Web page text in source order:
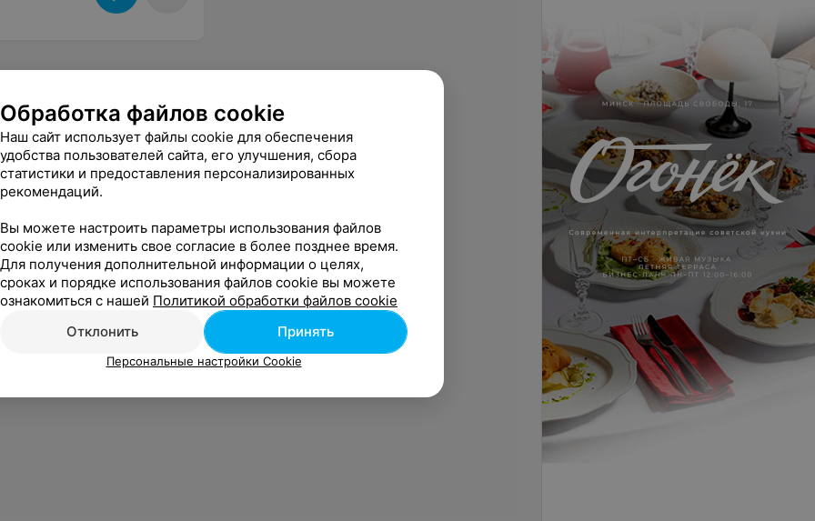
Обработка файлов cookie
Наш сайт использует файлы cookie для обеспечения
удобства пользователей сайта, его улучшения, сбора
статистики и предоставления персонализированных
рекомендаций.
Вы можете настроить параметры использования файлов
cookie или изменить свое согласие в более позднее время.
Для получения дополнительной информации о целях,
сроках и порядке использования файлов cookie вы можете
ознакомиться с нашей Политикой обработки файлов cookie
Отклонить
Принять
Персональные настройки Cookie